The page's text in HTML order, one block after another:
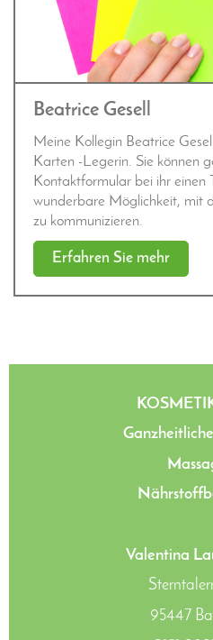
Beatrice Gesell
Meine Kollegin Beatrice
Karten -Legerin. Sie können
Kontaktformular bei ihr einen
wunderbare Möglichkeit, mit
zu kommunizieren.
Erfahren Sie mehr
Valentina
95447